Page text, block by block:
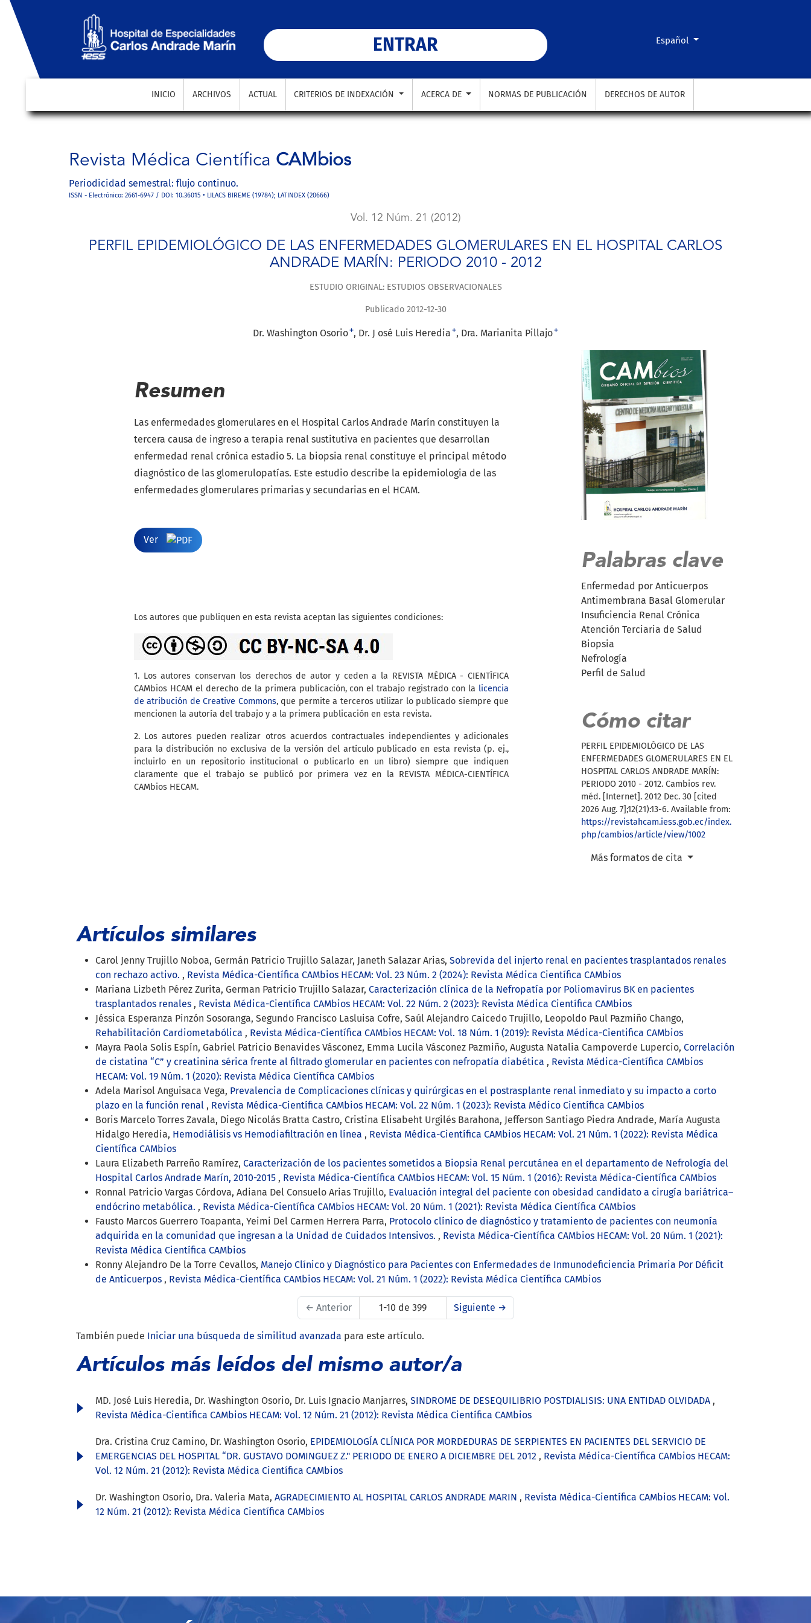
Cambiar el idioma. El actual es:
Español
ENTRAR
INICIO ARCHIVOS ACTUAL CRITERIOS DE INDEXACIÓN ACERCA DE NORMAS DE PUBLICACIÓN DERECHOS DE AUTOR
Revista Médica Científica CAMbios
Periodicidad semestral: flujo continuo.
ISSN - Electrónico: 2661-6947 / DOI: 10.36015 • LILACS BIREME (19784); LATINDEX (20666)
Vol. 12 Núm. 21 (2012)
PERFIL EPIDEMIOLÓGICO DE LAS ENFERMEDADES GLOMERULARES EN EL HOSPITAL CARLOS
ANDRADE MARÍN: PERIODO 2010 - 2012
ESTUDIO ORIGINAL: ESTUDIOS OBSERVACIONALES
Publicado 2012-12-30
Dr. Washington Osorio+ Dr. J osé Luis Heredia + Dra. Marianita Pillajo+
Palabras clave
Enfermedad por Anticuerpos
Antimembrana Basal Glomerular
Insuficiencia Renal Crónica
Atención Terciaria de Salud
Biopsia
Nefrología
Perfil de Salud
Cómo citar
PERFIL EPIDEMIOLÓGICO DE LAS
ENFERMEDADES GLOMERULARES EN EL
HOSPITAL CARLOS ANDRADE MARÍN:
PERIODO 2010 - 2012. Cambios rev.
méd. [Internet]. 2012 Dec. 30 [cited
2026 Aug. 7];12(21):13-6. Available from:
https://revistahcam.iess.gob.ec/index.
php/cambios/article/view/1002
Más formatos de cita
Resumen
Las enfermedades glomerulares en el Hospital Carlos Andrade Marín constituyen la
tercera causa de ingreso a terapia renal sustitutiva en pacientes que desarrollan
enfermedad renal crónica estadio 5. La biopsia renal constituye el principal método
diagnóstico de las glomerulopatías. Este estudio describe la epidemiologia de las
enfermedades glomerulares primarias y secundarias en el HCAM.
Ver
Los autores que publiquen en esta revista aceptan las siguientes condiciones:
1. Los autores conservan los derechos de autor y ceden a la REVISTA MÉDICA - CIENTÍFICA
CAMbios HCAM el derecho de la primera publicación, con el trabajo registrado con la licencia
de atribución de Creative Commons, que permite a terceros utilizar lo publicado siempre que
mencionen la autoría del trabajo y a la primera publicación en esta revista.
2. Los autores pueden realizar otros acuerdos contractuales independientes y adicionales
para la distribución no exclusiva de la versión del artículo publicado en esta revista (p. ej.,
incluirlo en un repositorio institucional o publicarlo en un libro) siempre que indiquen
claramente que el trabajo se publicó por primera vez en la REVISTA MÉDICA-CIENTÍFICA
CAMbios HECAM.
Artículos similares
Carol Jenny Trujillo Noboa, Germán Patricio Trujillo Salazar, Janeth Salazar Arias, Sobrevida del injerto renal en pacientes trasplantados renales
con rechazo activo. , Revista Médica-Científica CAMbios HECAM: Vol. 23 Núm. 2 (2024): Revista Médica Científica CAMbios
Mariana Lizbeth Pérez Zurita, German Patricio Trujillo Salazar, Caracterización clínica de la Nefropatía por Poliomavirus BK en pacientes
trasplantados renales , Revista Médica-Científica CAMbios HECAM: Vol. 22 Núm. 2 (2023): Revista Médica Científica CAMbios
Jéssica Esperanza Pinzón Sosoranga, Segundo Francisco Lasluisa Cofre, Saúl Alejandro Caicedo Trujillo, Leopoldo Paul Pazmiño Chango,
Rehabilitación Cardiometabólica , Revista Médica-Científica CAMbios HECAM: Vol. 18 Núm. 1 (2019): Revista Médica-Cientifica CAMbios
Mayra Paola Solis Espín, Gabriel Patricio Benavides Vásconez, Emma Lucila Vásconez Pazmiño, Augusta Natalia Campoverde Lupercio, Correlación
de cistatina “C” y creatinina sérica frente al filtrado glomerular en pacientes con nefropatía diabética , Revista Médica-Científica CAMbios
HECAM: Vol. 19 Núm. 1 (2020): Revista Médica Científica CAMbios
Adela Marisol Anguisaca Vega, Prevalencia de Complicaciones clínicas y quirúrgicas en el postrasplante renal inmediato y su impacto a corto
plazo en la función renal , Revista Médica-Científica CAMbios HECAM: Vol. 22 Núm. 1 (2023): Revista Médico Científica CAMbios
Boris Marcelo Torres Zavala, Diego Nicolás Bratta Castro, Cristina Elisabeht Urgilés Barahona, Jefferson Santiago Piedra Andrade, María Augusta
Hidalgo Heredia, Hemodiálisis vs Hemodiafiltración en línea , Revista Médica-Científica CAMbios HECAM: Vol. 21 Núm. 1 (2022): Revista Médica
Científica CAMbios
Laura Elizabeth Parreño Ramírez, Caracterización de los pacientes sometidos a Biopsia Renal percutánea en el departamento de Nefrología del
Hospital Carlos Andrade Marín, 2010-2015 , Revista Médica-Científica CAMbios HECAM: Vol. 15 Núm. 1 (2016): Revista Médica-Científica CAMbios
Ronnal Patricio Vargas Córdova, Adiana Del Consuelo Arias Trujillo, Evaluación integral del paciente con obesidad candidato a cirugía bariátrica–
endócrino metabólica. , Revista Médica-Científica CAMbios HECAM: Vol. 20 Núm. 1 (2021): Revista Médica Científica CAMbios
Fausto Marcos Guerrero Toapanta, Yeimi Del Carmen Herrera Parra, Protocolo clínico de diagnóstico y tratamiento de pacientes con neumonía
adquirida en la comunidad que ingresan a la Unidad de Cuidados Intensivos. , Revista Médica-Científica CAMbios HECAM: Vol. 20 Núm. 1 (2021):
Revista Médica Científica CAMbios
Ronny Alejandro De la Torre Cevallos, Manejo Clínico y Diagnóstico para Pacientes con Enfermedades de Inmunodeficiencia Primaria Por Déficit
de Anticuerpos , Revista Médica-Científica CAMbios HECAM: Vol. 21 Núm. 1 (2022): Revista Médica Científica CAMbios
← Anterior 1-10 de 399 Siguiente →
También puede Iniciar una búsqueda de similitud avanzada para este artículo.
Artículos más leídos del mismo autor/a
MD. José Luis Heredia, Dr. Washington Osorio, Dr. Luis Ignacio Manjarres, SINDROME DE DESEQUILIBRIO POSTDIALISIS: UNA ENTIDAD OLVIDADA ,
Revista Médica-Científica CAMbios HECAM: Vol. 12 Núm. 21 (2012): Revista Médica Científica CAMbios
Dra. Cristina Cruz Camino, Dr. Washington Osorio, EPIDEMIOLOGÍA CLÍNICA POR MORDEDURAS DE SERPIENTES EN PACIENTES DEL SERVICIO DE
EMERGENCIAS DEL HOSPITAL “DR. GUSTAVO DOMINGUEZ Z." PERIODO DE ENERO A DICIEMBRE DEL 2012 , Revista Médica-Científica CAMbios HECAM:
Vol. 12 Núm. 21 (2012): Revista Médica Científica CAMbios
Dr. Washington Osorio, Dra. Valeria Mata, AGRADECIMIENTO AL HOSPITAL CARLOS ANDRADE MARIN , Revista Médica-Científica CAMbios HECAM: Vol.
12 Núm. 21 (2012): Revista Médica Científica CAMbios